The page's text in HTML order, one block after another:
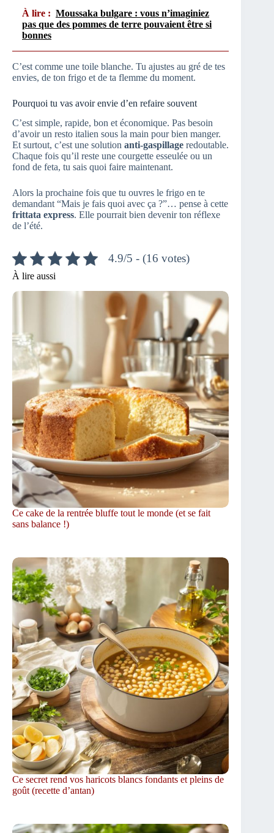
À lire : Moussaka bulgare : vous n’imaginiez
pas que des pommes de terre pouvaient être si
bonnes
C’est comme une toile blanche. Tu ajustes au gré de tes
envies, de ton frigo et de ta flemme du moment.
Pourquoi tu vas avoir envie d’en refaire souvent
C’est simple, rapide, bon et économique. Pas besoin
d’avoir un resto italien sous la main pour bien manger.
Et surtout, c’est une solution anti-gaspillage redoutable.
Chaque fois qu’il reste une courgette esseulée ou un
fond de feta, tu sais quoi faire maintenant.
Alors la prochaine fois que tu ouvres le frigo en te
demandant “Mais je fais quoi avec ça ?”… pense à cette
frittata express. Elle pourrait bien devenir ton réflexe
de l’été.
4.9/5 - (16 votes)
À lire aussi
Ce cake de la rentrée bluffe tout le monde (et se fait
sans balance !)
Ce secret rend vos haricots blancs fondants et pleins de
goût (recette d’antan)